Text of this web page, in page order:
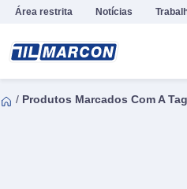
Área restrita Notícias
/ Produtos Marcados Com A